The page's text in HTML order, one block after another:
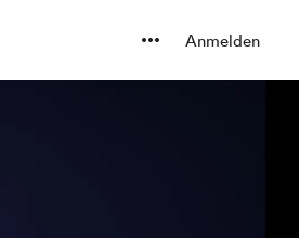
Anmelden